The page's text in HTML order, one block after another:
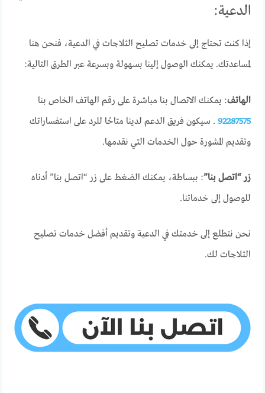
الدعية:
إذا كنت تحتاج إلى خدمات تصليح الثلاجات في الدعية، فنحن هنا
لمساعدتك. يمكنك الوصول إلينا بسهولة وبسرعة عبر الطرق التالية:
الهاتف: يمكنك الاتصال بنا مباشرة على رقم الهاتف الخاص بنا
92287575 . سيكون فريق الدعم لدينا متاحًا للرد على استفساراتك
وتقديم المشورة حول الخدمات التي نقدمها.
زر “اتصل بنا”: ببساطة، يمكنك الضغط على زر “اتصل بنا” أدناه
للوصول إلى خدماتنا.
نحن نتطلع إلى خدمتك في الدعية وتقديم أفضل خدمات تصليح
الثلاجات لك.